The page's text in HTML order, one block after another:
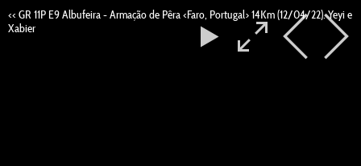
<< GR 11P E9 Albufeira - Armação de Pêra <Faro, Portugal> 14Km (12/04/22). Yeyi e
Xabier